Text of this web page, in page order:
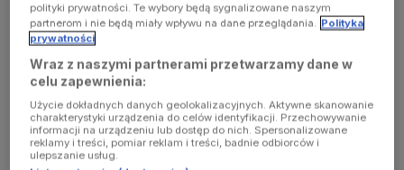
browser
console for
more
information)
polityki prywatności. Te wybory będą sygnalizowane naszym
partnerom i nie będą miały wpływu na dane przeglądania. Polityka
prywatności
Wraz z naszymi partnerami przetwarzamy dane w
celu zapewnienia:
Użycie dokładnych danych geolokalizacyjnych. Aktywne skanowanie
charakterystyki urządzenia do celów identyfikacji. Przechowywanie
informacji na urządzeniu lub dostęp do nich. Spersonalizowane
reklamy i treści, pomiar reklam i treści, badnie odbiorców i
ulepszanie usług.